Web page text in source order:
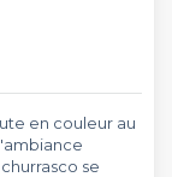
en couleur au
se